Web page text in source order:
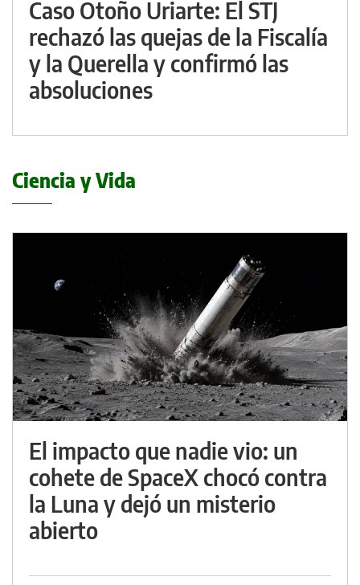
Caso Otoño Uriarte: El STJ
rechazó las quejas de la Fiscalía
y la Querella y confirmó las
absoluciones
Ciencia y Vida
El impacto que nadie vio: un
cohete de SpaceX chocó contra
la Luna y dejó un misterio
abierto